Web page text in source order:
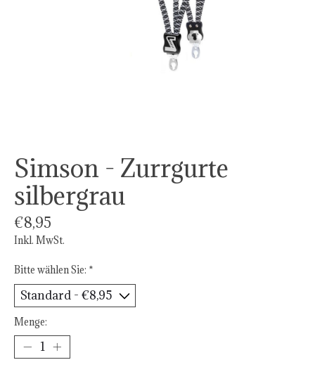
Simson - Zurrgurte
silbergrau
€8,95
Inkl. MwSt.
Bitte wählen Sie: *
Menge: